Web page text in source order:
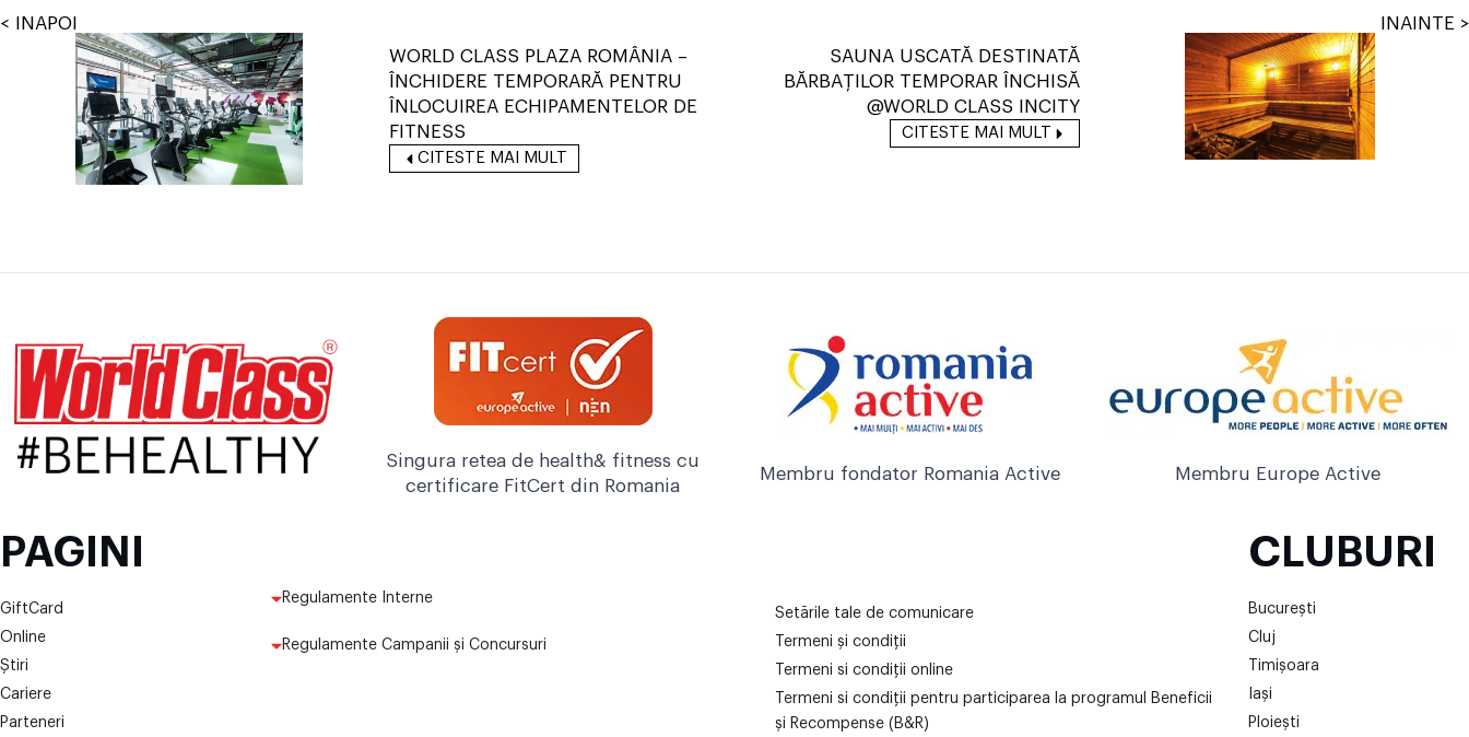
< INAPOI
WORLD CLASS PLAZA ROMÂNIA –
ÎNCHIDERE TEMPORARĂ PENTRU
ÎNLOCUIREA ECHIPAMENTELOR DE
FITNESS
CITESTE MAI MULT
INAINTE >
SAUNA USCATĂ DESTINATĂ
BĂRBAȚILOR TEMPORAR ÎNCHISĂ
@WORLD CLASS INCITY
CITESTE MAI MULT
Singura retea de health& fitness cu
certificare FitCert din Romania
Membru fondator Romania Active Membru Europe Active
PAGINI
GiftCard
Online
Știri
Cariere
Parteneri
Regulamente Interne
Regulamente Campanii și Concursuri
Setările tale de comunicare
Termeni și condiții
Termeni si condiții online
Termeni si condiții pentru participarea la programul Beneficii
și Recompense (B&R)
CLUBURI
București
Cluj
Timișoara
Iași
Ploiești